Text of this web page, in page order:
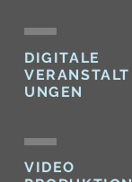
DIGITALE
VERANSTALT
UNGEN
VIDEO